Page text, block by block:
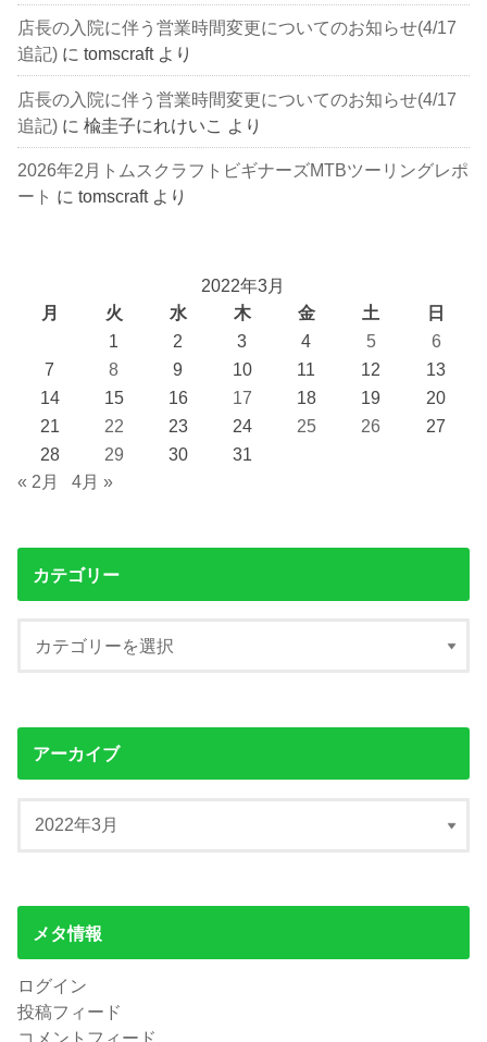
店長の入院に伴う営業時間変更についてのお知らせ(4/17
追記) にtomscraftより
店長の入院に伴う営業時間変更についてのお知らせ(4/17
追記) に楡圭子にれけいこ より
2026年2月トムスクラフトビギナーズMTBツーリングレポ
ート にtomscraftより
2022年3月
月
火 水 木 金 土
日
1
2 3 4 5
6
7
8 9 10 11 12
13
14
15 16 17 18 19
20
21
22 23 24 25 26
27
28
29 30
31
« 2月
4月 »
カテゴリー
アーカイブ
メタ情報
ログイン
投稿フィード
コメントフィード